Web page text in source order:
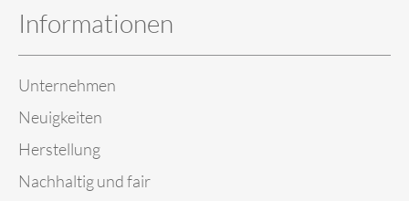
Informationen
Unternehmen
Neuigkeiten
Herstellung
Nachhaltig und fair